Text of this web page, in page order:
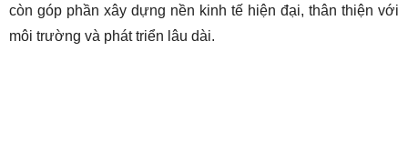
còn góp phần xây dựng nền kinh tế hiện đại, thân thiện với
môi trường và phát triển lâu dài.